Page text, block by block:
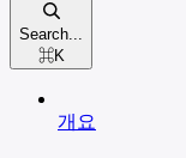
Search...
⌘K
개요